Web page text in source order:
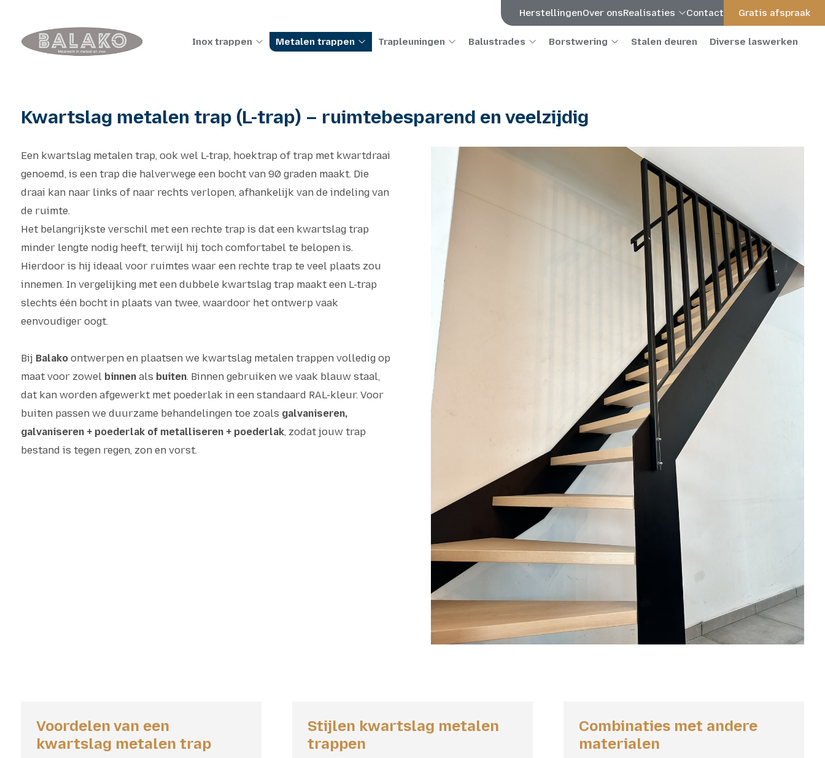
HerstellingenOver onsRealisaties Contact Gratis afspraak
Inox trappen Metalen trappen Trapleuningen Balustrades Borstwering Stalen deuren Diverse laswerken
Kwartslag metalen trap (L-trap) – ruimtebesparend en veelzijdig
Een kwartslag metalen trap, ook wel L-trap, hoektrap of trap met kwartdraai
genoemd, is een trap die halverwege een bocht van 90 graden maakt. Die
draai kan naar links of naar rechts verlopen, afhankelijk van de indeling van
de ruimte.
Het belangrijkste verschil met een rechte trap is dat een kwartslag trap
minder lengte nodig heeft, terwijl hij toch comfortabel te belopen is.
Hierdoor is hij ideaal voor ruimtes waar een rechte trap te veel plaats zou
innemen. In vergelijking met een dubbele kwartslag trap maakt een L-trap
slechts één bocht in plaats van twee, waardoor het ontwerp vaak
eenvoudiger oogt.
Bij Balako ontwerpen en plaatsen we kwartslag metalen trappen volledig op
maat voor zowel binnen als buiten. Binnen gebruiken we vaak blauw staal,
dat kan worden afgewerkt met poederlak in een standaard RAL-kleur. Voor
buiten passen we duurzame behandelingen toe zoals galvaniseren,
galvaniseren + poederlak of metalliseren + poederlak, zodat jouw trap
bestand is tegen regen, zon en vorst.
Voordelen van een
kwartslag metalen trap
Stijlen kwartslag metalen
trappen
Combinaties met andere
materialen